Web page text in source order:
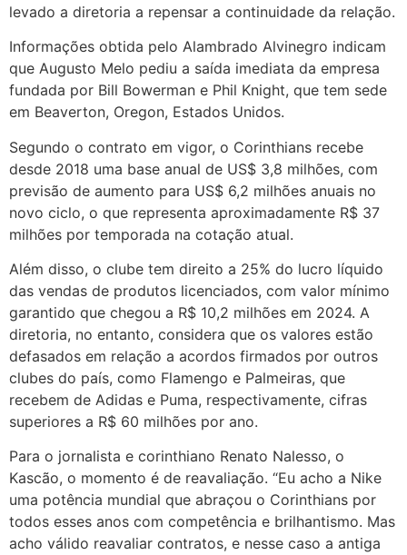
levado a diretoria a repensar a continuidade da relação.
Informações obtida pelo Alambrado Alvinegro indicam
que Augusto Melo pediu a saída imediata da empresa
fundada por Bill Bowerman e Phil Knight, que tem sede
em Beaverton, Oregon, Estados Unidos.
Segundo o contrato em vigor, o Corinthians recebe
desde 2018 uma base anual de US$ 3,8 milhões, com
previsão de aumento para US$ 6,2 milhões anuais no
novo ciclo, o que representa aproximadamente R$ 37
milhões por temporada na cotação atual.
Além disso, o clube tem direito a 25% do lucro líquido
das vendas de produtos licenciados, com valor mínimo
garantido que chegou a R$ 10,2 milhões em 2024. A
diretoria, no entanto, considera que os valores estão
defasados em relação a acordos firmados por outros
clubes do país, como Flamengo e Palmeiras, que
recebem de Adidas e Puma, respectivamente, cifras
superiores a R$ 60 milhões por ano.
Para o jornalista e corinthiano Renato Nalesso, o
Kascão, o momento é de reavaliação. “Eu acho a Nike
uma potência mundial que abraçou o Corinthians por
todos esses anos com competência e brilhantismo. Mas
acho válido reavaliar contratos, e nesse caso a antiga